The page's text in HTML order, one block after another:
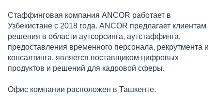
Стаффинговая компания ANСOR работает в
Узбекистане с 2018 года. ANCOR предлагает клиентам
решения в области аутсорсинга, аутстаффинга,
предоставления временного персонала, рекрутмента и
консалтинга, является поставщиком цифровых
продуктов и решений для кадровой сферы.
Офис компании расположен в Ташкенте.